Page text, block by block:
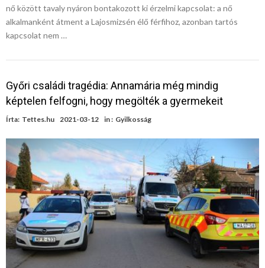
nő között tavaly nyáron bontakozott ki érzelmi kapcsolat: a nő
alkalmanként átment a Lajosmizsén élő férfihoz, azonban tartós
kapcsolat nem …
Győri családi tragédia: Annamária még mindig
képtelen felfogni, hogy megölték a gyermekeit
Írta: Tettes.hu 2021-03-12 in : Gyilkosság